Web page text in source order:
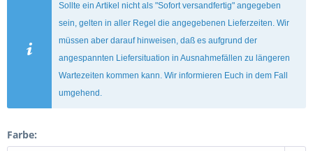
Sollte ein Artikel nicht als "Sofort versandfertig" angegeben
sein, gelten in aller Regel die angegebenen Lieferzeiten. Wir
müssen aber darauf hinweisen, daß es aufgrund der
angespannten Liefersituation in Ausnahmefällen zu längeren
Wartezeiten kommen kann. Wir informieren Euch in dem Fall
umgehend.
Farbe: